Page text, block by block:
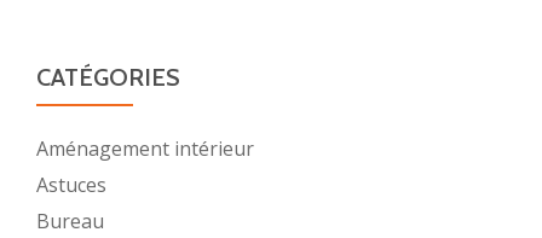
CATÉGORIES
Aménagement intérieur
Astuces
Bureau